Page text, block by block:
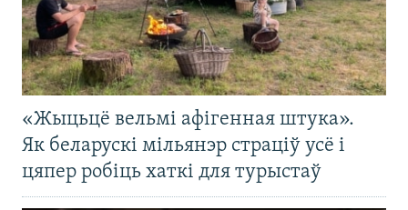
«Жыцьцё вельмі афігенная штука».
Як беларускі мільянэр страціў усё і
цяпер робіць хаткі для турыстаў